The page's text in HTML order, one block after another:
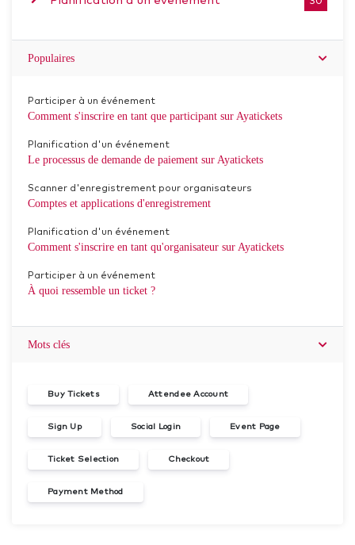
Populaires
Participer à un événement
Comment s'inscrire en tant que participant sur Ayatickets
Planification d'un événement
Le processus de demande de paiement sur Ayatickets
Scanner d'enregistrement pour organisateurs
Comptes et applications d'enregistrement
Planification d'un événement
Comment s'inscrire en tant qu'organisateur sur Ayatickets
Participer à un événement
À quoi ressemble un ticket ?
Mots clés
Buy Tickets Attendee Account
Sign Up Social Login Event Page
Ticket Selection Checkout
Payment Method